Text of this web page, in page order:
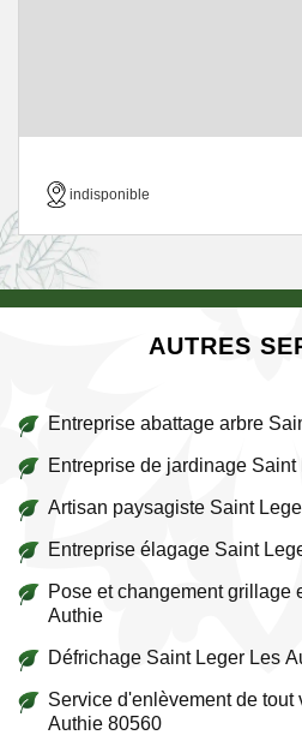
indisponible
AUTRES
Entreprise abattage arbre
Entreprise de jardinage
Artisan paysagiste Saint
Entreprise élagage Saint
Pose et changement grillage
Authie
Défrichage Saint Leger Les
Service d'enlèvement de
Authie 80560